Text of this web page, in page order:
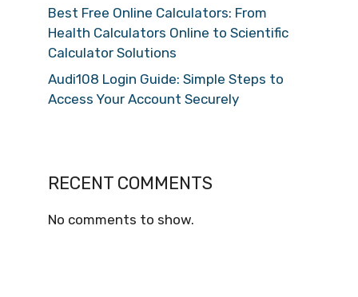
Best Free Online Calculators: From
Health Calculators Online to Scientific
Calculator Solutions
Audi108 Login Guide: Simple Steps to
Access Your Account Securely
RECENT COMMENTS
No comments to show.